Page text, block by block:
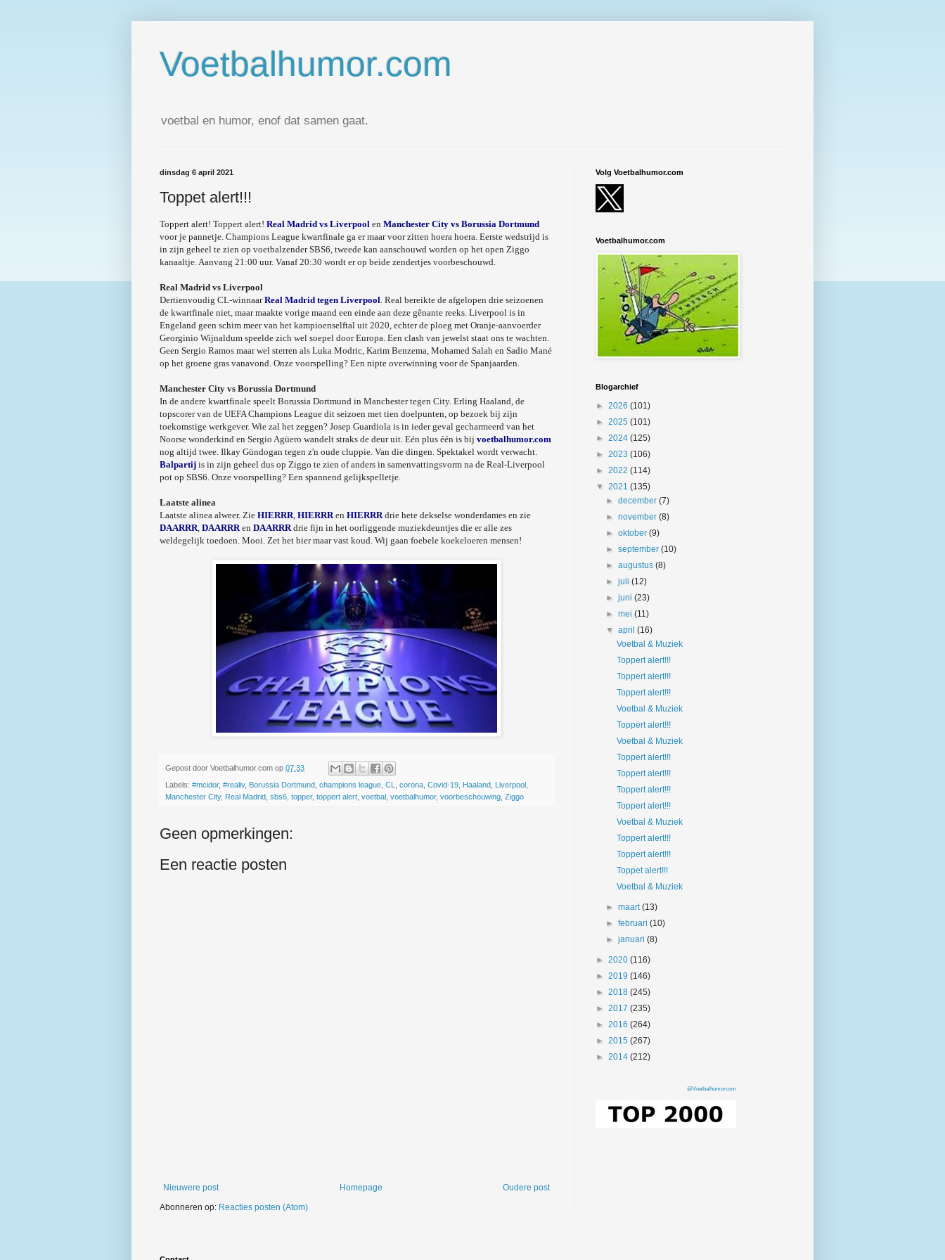
Voetbalhumor.com
voetbal en humor, enof dat samen gaat.
dinsdag 6 april 2021
Toppet alert!!!
Toppert alert! Toppert alert! Real Madrid vs Liverpool en Manchester City vs Borussia Dortmund
voor je pannetje. Champions League kwartfinale ga er maar voor zitten hoera hoera. Eerste wedstrijd is
in zijn geheel te zien op voetbalzender SBS6, tweede kan aanschouwd worden op het open Ziggo
kanaaltje. Aanvang 21:00 uur. Vanaf 20:30 wordt er op beide zendertjes voorbeschouwd.
Real Madrid vs Liverpool
Dertienvoudig CL-winnaarReal Madrid tegen Liverpool. Real bereikte de afgelopen drie seizoenen
de kwartfinale niet, maar maakte vorige maand een einde aan deze gênante reeks. Liverpool is in
Engeland geen schim meer van het kampioenselftal uit 2020, echter de ploeg met Oranje-aanvoerder
Georginio Wijnaldum speelde zich wel soepel door Europa. Een clash van jewelst staat ons te wachten.
Geen Sergio Ramos maar wel sterren als Luka Modric, Karim Benzema, Mohamed Salah en Sadio Mané
op het groene gras vanavond. Onze voorspelling? Een nipte overwinning voor de Spanjaarden.
Manchester City vs Borussia Dortmund
In de andere kwartfinale speelt Borussia Dortmund in Manchester tegen City. Erling Haaland, de
topscorer van de UEFA Champions League dit seizoen met tien doelpunten, op bezoek bij zijn
toekomstige werkgever. Wie zal het zeggen? Josep Guardiola is in ieder geval gecharmeerd van het
Noorse wonderkind en Sergio Agüero wandelt straks de deur uit. Eén plus één is bij voetbalhumor.com
nog altijd twee. Ilkay Gündogan tegen z'n oude cluppie. Van die dingen. Spektakel wordt verwacht.
Balpartij is in zijn geheel dus op Ziggo te zien of anders in samenvattingsvorm na de Real-Liverpool
pot op SBS6. Onze voorspelling? Een spannend gelijkspelletje.
Laatste alinea
Laatste alinea alweer. Zie HIERRR, HIERRRen HIERRRdrie hete dekselse wonderdames en zie
DAARRR, DAARRRen DAARRRdrie fijn in het oorliggende muziekdeuntjes die er alle zes
weldegelijk toedoen. Mooi. Zet het bier maar vast koud. Wij gaan foebele koekeloeren mensen!
Gepost door Voetbalhumor.com op 07:33
Labels: #mcidor, #realiv, Borussia Dortmund, champions league, CL, corona, Covid-19, Haaland, Liverpool ,
Manchester City, Real Madrid, sbs6, topper, toppert alert, voetbal , voetbalhumor, voorbeschouwing, Ziggo
Geen opmerkingen:
Een reactie posten
Nieuwere post Oudere post
Homepage
Abonneren op: Reacties posten (Atom)
Volg Voetbalhumor.com
Voetbalhumor.com
Blogarchief
► 2026 (101)
► 2025 (101)
► 2024 (125)
► 2023 (106)
► 2022 (114)
▼ 2021 (135)
►december(7)
►november(8)
►oktober(9)
►september(10)
►augustus(8)
►juli(12)
►juni(23)
►mei(11)
▼april(16)
Voetbal & Muziek
Toppert alert!!!
Toppert alert!!!
Toppert alert!!!
Voetbal & Muziek
Toppert alert!!!
Voetbal & Muziek
Toppert alert!!!
Toppert alert!!!
Toppert alert!!!
Toppert alert!!!
Voetbal & Muziek
Toppert alert!!!
Toppert alert!!!
Toppet alert!!!
Voetbal & Muziek
►maart(13)
►februari(10)
►januari(8)
► 2020 (116)
► 2019 (146)
► 2018 (245)
► 2017 (235)
► 2016 (264)
► 2015 (267)
► 2014 (212)
@Voetbalhumorcom